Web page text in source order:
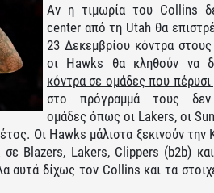
Αν η τιμωρία του Collins
center από τη Utah θα
23 Δεκεμβρίου κόντρα
οι Hawks θα κληθούν να
κόντρα σε ομάδες που πέρυσι
στο πρόγραμμά τους δεν
ομάδες όπως οι Lakers, οι
Οι Hawks μάλιστα ξεκινούν την
Blazers, Lakers, Clippers (b2b)
αυτά δίχως τον Collins και τα